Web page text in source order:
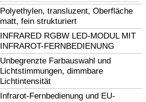
Polyethylen, transluzent, Oberfläche
matt, fein strukturiert
INFRARED RGBW LED-MODUL MIT
INFRAROT-FERNBEDIENUNG
Unbegrenzte Farbauswahl und
Lichtstimmungen, dimmbare
Lichtintensität
Infrarot-Fernbedienung und EU-